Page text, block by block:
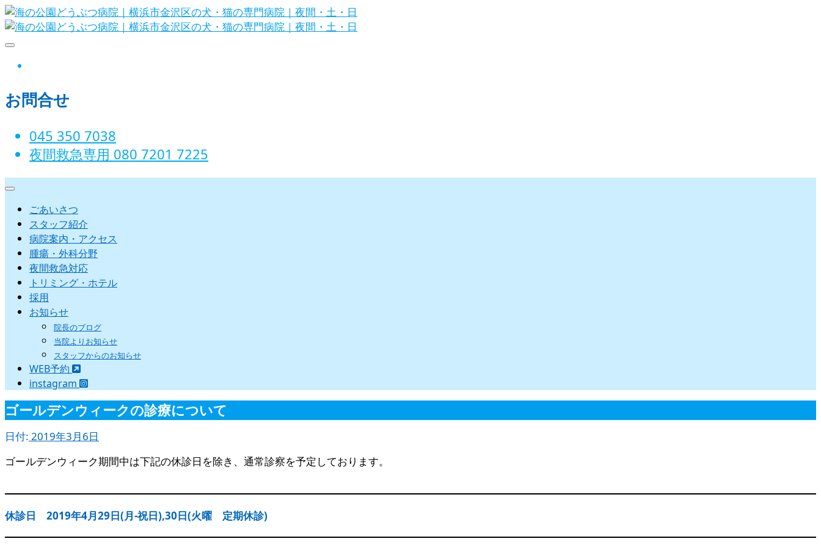
Skip
to
お問合せ
045 350 7038‬
夜間救急専用 080 7201 7225‬
ごあいさつ
スタッフ紹介
病院案内・アクセス
腫瘍・外科分野
夜間救急対応
トリミング・ホテル
採用
お知らせ
院長のブログ
当院よりお知らせ
スタッフからのお知らせ
WEB予約
instagram
ゴールデンウィークの診療について
日付: 2019年3月6日
ゴールデンウィーク期間中は下記の休診日を除き、通常診察を予定しております。
休診日 2019年4月29日(月-祝日),30日(火曜 定期休診)